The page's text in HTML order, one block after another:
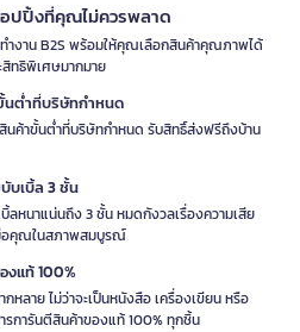
อปปิ้งที่คุณไม่ควรพลาด
ำงาน B2S พร้อมให้คุณเลือกสินค้าคุณภาพได้
ทธิพิเศษมากมาย
นต่ำที่บริษัทกำหนด
ค้าขั้นต่ำที่บริษัทกำหนด รับสิทธิ์ส่งฟรีถึงบ้าน
บเบิ้ล 3 ชั้น
ลหนาแน่นถึง 3 ชั้น หมดกังวลเรื่องความเสีย
อคุณในสภาพสมบูรณ์
งแท้ 100%
ลาย ไม่ว่าจะเป็นหนังสือ เครื่องเขียน หรือ
รการันตีสินค้าของแท้ 100% ทุกชิ้น